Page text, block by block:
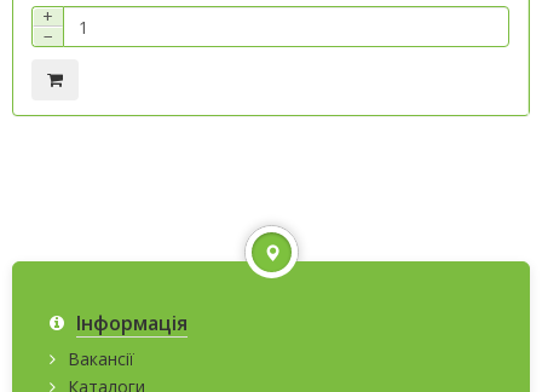
+
−
Інформація
Вакансії
Каталоги